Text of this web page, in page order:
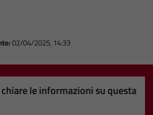
02/04/2025, 14:33
le informazioni su questa